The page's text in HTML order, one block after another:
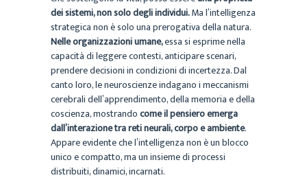
dei sistemi, non solo degli individui.Ma l’intelligenza
strategica non è solo una prerogativa della natura.
Nelle organizzazioni umane,essa si esprime nella
capacità di leggere contesti, anticipare scenari,
prendere decisioni in condizioni di incertezza. Dal
canto loro, le neuroscienze indagano i meccanismi
cerebrali dell’apprendimento, della memoria e della
coscienza, mostrandocome il pensiero emerga
dall’interazione tra reti neurali, corpo e ambiente.
Appare evidente che l’intelligenza non è un blocco
unico e compatto, ma un insieme di processi
distribuiti, dinamici, incarnati.